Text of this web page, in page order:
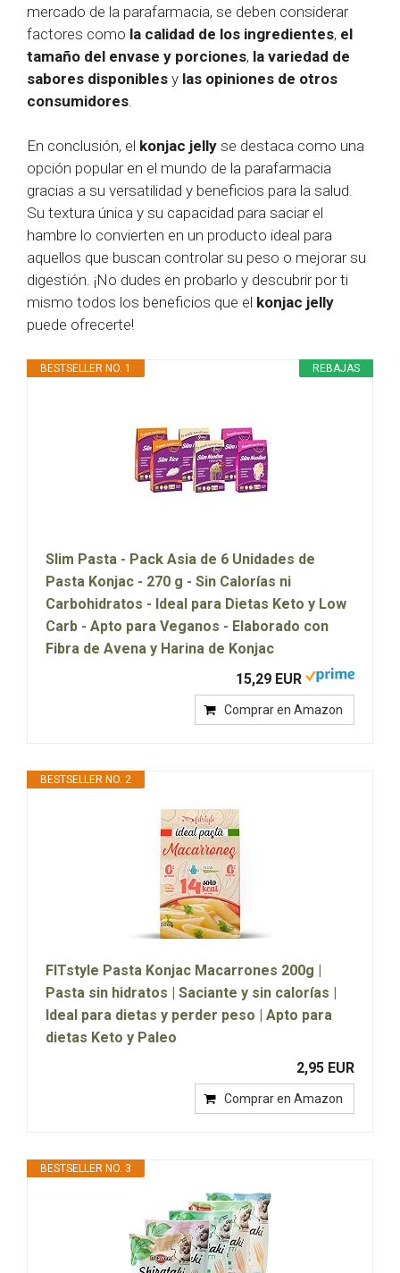
mercado de la parafarmacia, se deben considerar
factores como la calidad de los ingredientes, el
tamaño del envase y porciones, la variedad de
sabores disponibles y las opiniones de otros
consumidores
En conclusión, el konjac jelly se destaca como una
opción popular en el mundo de la parafarmacia
gracias a su versatilidad y beneficios para la salud.
Su textura única y su capacidad para saciar el
hambre lo convierten en un producto ideal para
aquellos que buscan controlar su peso o mejorar su
digestión. ¡No dudes en probarlo y descubrir por ti
mismo todos los beneficios que el konjac jelly
puede ofrecerte!
REBAJAS
BESTSELLER NO. 1
Slim Pasta - Pack Asia de 6 Unidades de
Pasta Konjac - 270 g - Sin Calorías ni
Carbohidratos - Ideal para Dietas Keto y Low
Carb - Apto para Veganos - Elaborado con
Fibra de Avena y Harina de Konjac
15,29 EUR
Comprar en Amazon
BESTSELLER NO. 2
FITstyle Pasta Konjac Macarrones 200g |
Pasta sin hidratos | Saciante y sin calorías |
Ideal para dietas y perder peso | Apto para
dietas Keto y Paleo
2,95 EUR
Comprar en Amazon
BESTSELLER NO. 3